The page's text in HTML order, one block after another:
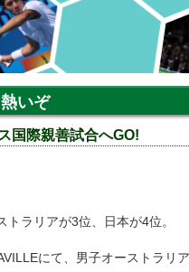
いぞ
際親善試合へGO!
ラリアが3位、日本が4位。
にて、男子オーストラ